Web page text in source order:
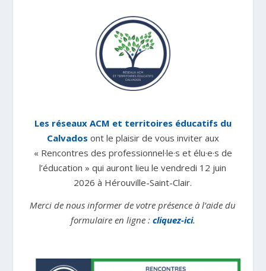
Les réseaux ACM et territoires éducatifs du
Calvados ont le plaisir de vous inviter aux
« Rencontres des professionnel·le·s et élu·e·s de
l’éducation »qui auront lieu le vendredi 12 juin
2026 à Hérouville-Saint-Clair.
Merci de nous informer de votre présence à l’aide du
formulaire en ligne : cliquez-ici.